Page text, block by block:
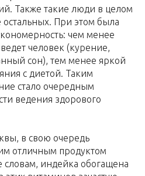
Также такие люди в целом
остальных. При этом была
чем менее
человек (курение,
сон), тем менее яркой
с диетой. Таким
стало очередным
ведения здорового
в свою очередь
отличным продуктом
словам, индейка обогащена